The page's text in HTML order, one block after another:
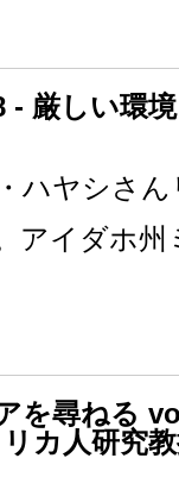
厳しい環
ハヤシさ
アイダホ
を尋ねる
カ人研究